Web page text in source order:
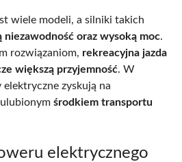
wiele modeli, a silniki takich
niezawodność oraz wysoką moc.
rozwiązaniom, rekreacyjna jazda
większą przyjemność. W
zyskują na
środkiem transportu
elektrycznego